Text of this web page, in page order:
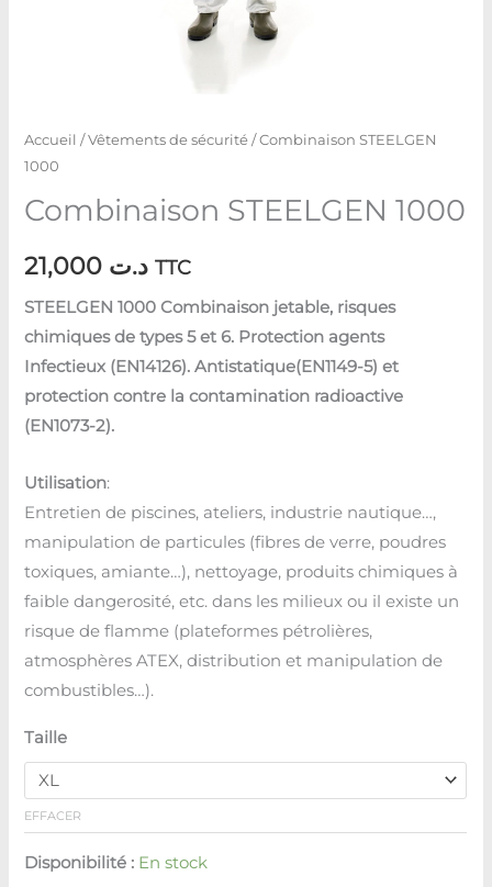
Accueil /Vêtements de sécurité/ Combinaison STEELGEN
1000
Combinaison STEELGEN 1000
د.ت TTC
STEELGEN 1000 Combinaison jetable, risques
chimiques de types 5 et 6. Protection agents
Infectieux (EN14126). Antistatique(EN1149-5) et
protection contre la contamination radioactive
(EN1073-2).
Utilisation:
Entretien de piscines, ateliers, industrie nautique…,
manipulation de particules (fibres de verre, poudres
toxiques, amiante…), nettoyage, produits chimiques à
faible dangerosité, etc. dans les milieux ou il existe un
risque de flamme (plateformes pétrolières,
atmosphères ATEX, distribution et manipulation de
combustibles…).
Taille
EFFACER
Disponibilité : En stock